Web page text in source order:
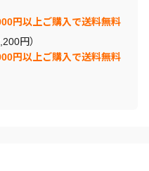
円以上ご購入で送料無料
円）
円以上ご購入で送料無料